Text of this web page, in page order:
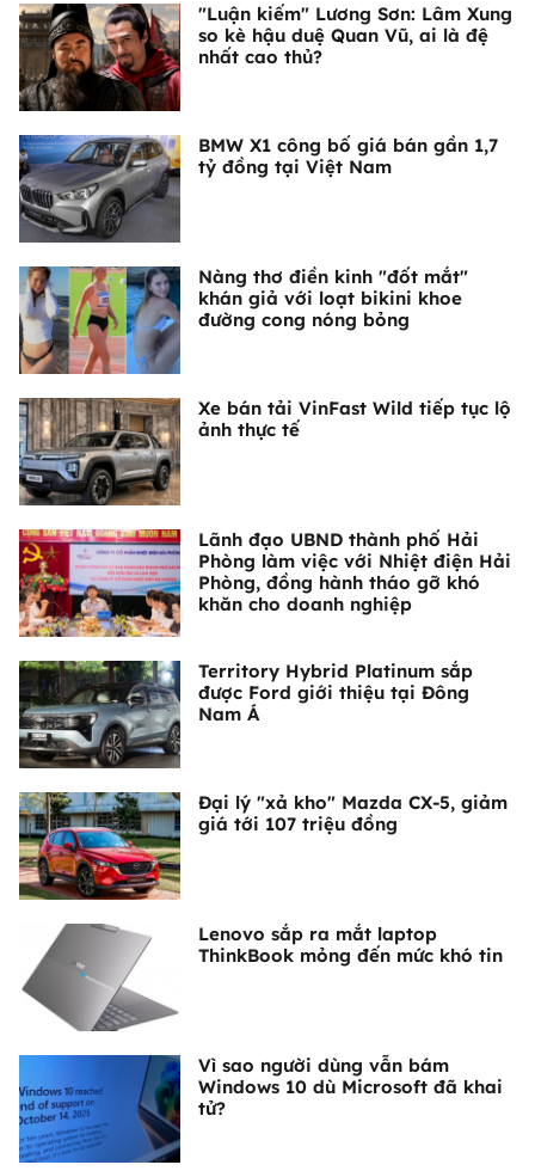
"Luận kiếm" Lương Sơn: Lâm Xung
so kè hậu duệ Quan Vũ, ai là đệ
nhất cao thủ?
BMW X1 công bố giá bán gần 1,7
tỷ đồng tại Việt Nam
Nàng thơ điền kinh "đốt mắt"
khán giả với loạt bikini khoe
đường cong nóng bỏng
Xe bán tải VinFast Wild tiếp tục lộ
ảnh thực tế
Lãnh đạo UBND thành phố Hải
Phòng làm việc với Nhiệt điện Hải
Phòng, đồng hành tháo gỡ khó
khăn cho doanh nghiệp
Territory Hybrid Platinum sắp
được Ford giới thiệu tại Đông
Nam Á
Đại lý "xả kho" Mazda CX-5, giảm
giá tới 107 triệu đồng
Lenovo sắp ra mắt laptop
ThinkBook mỏng đến mức khó tin
Vì sao người dùng vẫn bám
Windows 10 dù Microsoft đã khai
tử?